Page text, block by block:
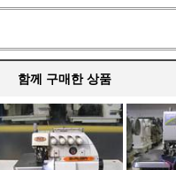
함께 구매한 상품